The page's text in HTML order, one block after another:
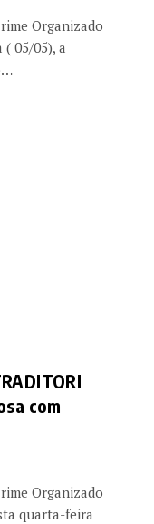
Organizado
05/05), a
com
Organizado
quarta-feira